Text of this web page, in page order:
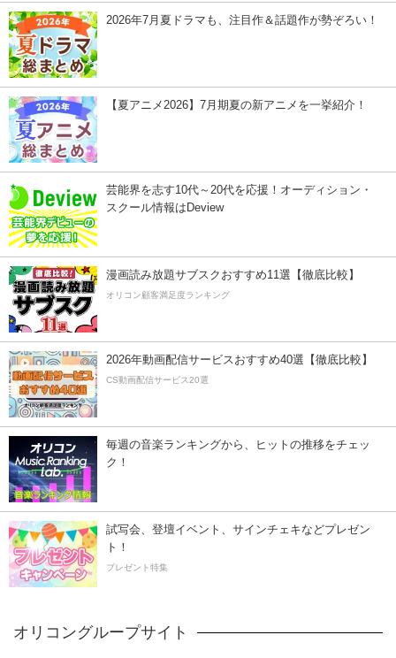
2026年7月夏ドラマも、注目作＆話題作が勢ぞろい！
【夏アニメ2026】7月期夏の新アニメを一挙紹介！
芸能界を志す10代～20代を応援！オーディション・
スクール情報はDeview
漫画読み放題サブスクおすすめ11選【徹底比較】
オリコン顧客満足度ランキング
2026年動画配信サービスおすすめ40選【徹底比較】
CS動画配信サービス20選
毎週の音楽ランキングから、ヒットの推移をチェッ
ク！
試写会、登壇イベント、サインチェキなどプレゼン
ト！
プレゼント特集
オリコングループサイト